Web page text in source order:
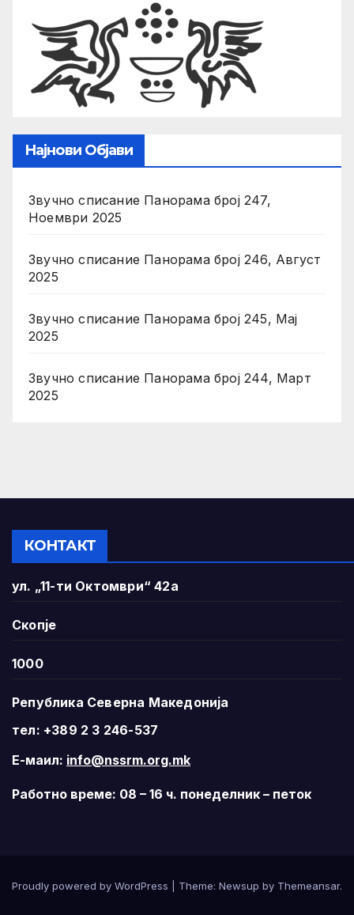
Најнови Објави
Звучно списание Панорама број 247,
Ноември 2025
Звучно списание Панорама број 246, Август
2025
Звучно списание Панорама број 245, Мај
2025
Звучно списание Панорама број 244, Март
2025
КОНТАКТ
ул. „11-ти Октомври“ 42а
Скопје
1000
Република Северна Македонија
тел: +389 2 3 246-537
Е-маил: info@nssrm.org.mk
Работно време: 08 – 16 ч. понеделник – петок
Proudly powered by WordPress Theme: Newsup by Themeansar.